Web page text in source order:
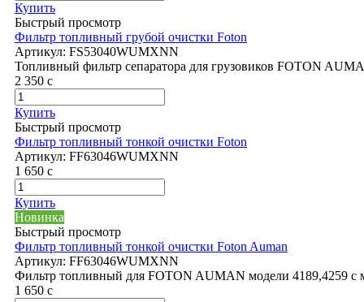
Купить
Быстрый просмотр
Фильтр топливный грубой очистки Foton
Артикул: FS53040WUMXNN
Топливный фильтр сепаратора для грузовиков FOTON
2 350 c
Купить
Быстрый просмотр
Фильтр топливный тонкой очистки Foton
Артикул: FF63046WUMXNN
1 650 c
Купить
Новинка
Быстрый просмотр
Фильтр топливный тонкой очистки Foton Auman
Артикул: FF63046WUMXNN
Фильтр топливный для FOTON AUMAN модели 4189,4259 с
1 650 c